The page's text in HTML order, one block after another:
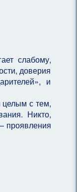
слабому,
доверия
и
целым с тем,
Никто,
проявления